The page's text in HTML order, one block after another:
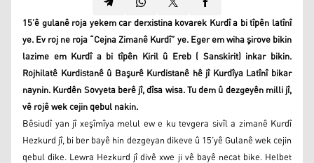
15’ê gulanê roja yekem car derxistina kovarek Kurdî a bi tîpên latînî
ye. Ev roj ne roja “Cejna Zimanê Kurdî” ye. Eger em wiha şirove bikin
lazime em Kurdî a bi tîpên Kiril û Ereb ( Sanskirit) inkar bikin.
Rojhilatê Kurdistanê û Başurê Kurdistanê hê jî Kurdîya Latînî bikar
naynin. Kurdên Sovyeta berê jî, dîsa wisa. Tu dem û dezgeyên milli jî,
vê rojê wek cejin qebul nakin.
Bêsiudî yan jî xeşîmîya melul ew e ku tevgera sivîl a zimanê Kurdî
Hezkurd jî, bi ber bayê hin dezgeyan dikeve û 15’yê Gulanê wek cejin
qebul dike. Lewra Hezkurd jî divê xwe ji vê bayê necat bike. Helbet